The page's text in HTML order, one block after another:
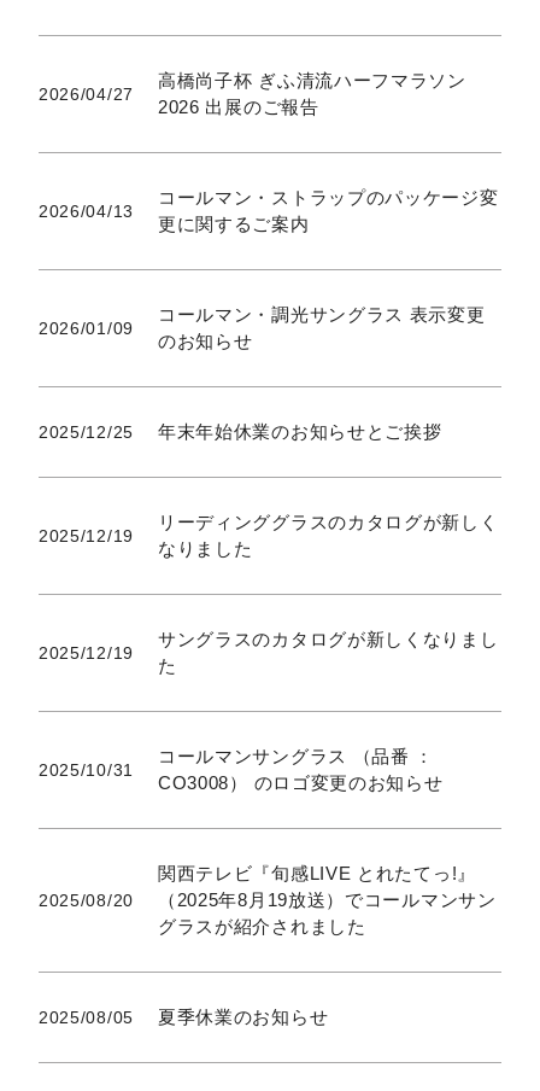
2026/04/27
高橋尚子杯 ぎふ清流ハーフマラソン
2026 出展のご報告
2026/04/13
コールマン・ストラップのパッケージ変
更に関するご案内
2026/01/09
コールマン・調光サングラス 表示変更
のお知らせ
2025/12/25 年末年始休業のお知らせとご挨拶
2025/12/19
リーディンググラスのカタログが新しく
なりました
2025/12/19
サングラスのカタログが新しくなりまし
た
2025/10/31
コールマンサングラス （品番 ：
CO3008） のロゴ変更のお知らせ
2025/08/20
関西テレビ『旬感LIVE とれたてっ!』
（2025年8月19放送）でコールマンサン
グラスが紹介されました
2025/08/05 夏季休業のお知らせ